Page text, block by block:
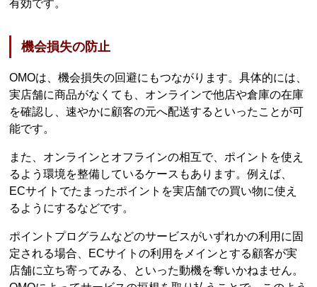
有効です。
機会損失の防止
OMOは、機会損失の回避にもつながります。具体的には、
実店舗に商品がなくても、オンラインで他店や倉庫の在庫
を確認し、速やかに顧客の元へ配送するといったことが可
能です。
また、オンラインとオフラインの相互で、ポイントを使え
るよう環境を整備しているケースもあります。例えば、
ECサイトでたまったポイントを実店舗での買い物に使え
るようにするなどです。
ポイントプログラムなどのサービスがいずれかの利用に固
定される場合、ECサイトの利用をメインとする顧客が実
店舗に立ち寄ってみる、といった動機を奪いかねません。